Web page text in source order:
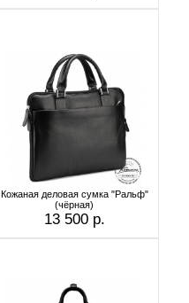
Кожаная деловая сумка "Ральф"
(чёрная)
13 500 р.